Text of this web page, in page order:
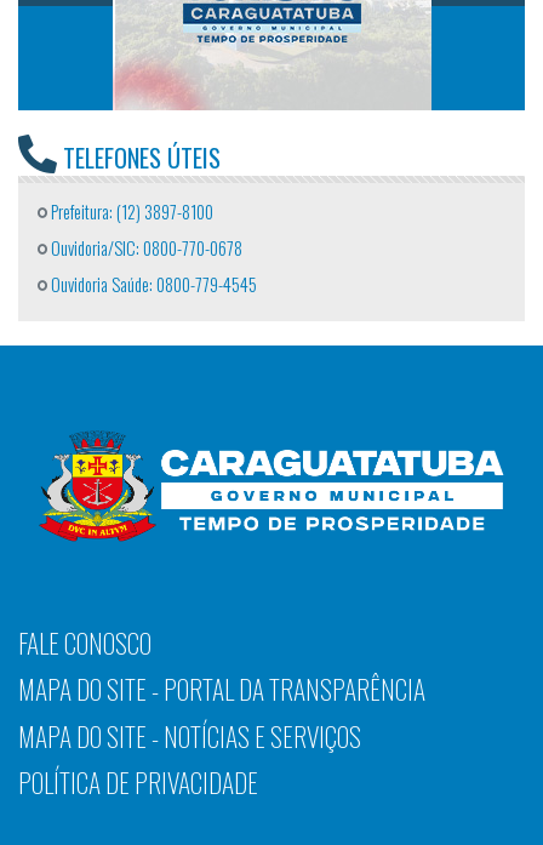
TELEFONES ÚTEIS
Prefeitura: (12) 3897-8100
Ouvidoria/SIC: 0800-770-0678
Ouvidoria Saúde: 0800-779-4545
FALE CONOSCO
MAPA DO SITE - PORTAL DA TRANSPARÊNCIA
MAPA DO SITE - NOTÍCIAS E SERVIÇOS
POLÍTICA DE PRIVACIDADE